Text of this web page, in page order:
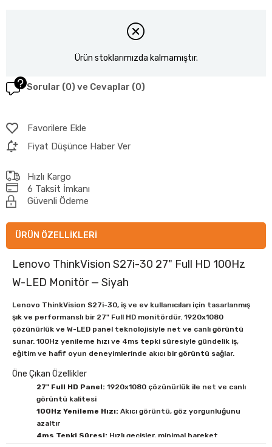
Ürün stoklarımızda kalmamıştır.
Sorular (0) ve Cevaplar (0)
Favorilere Ekle
Fiyat Düşünce Haber Ver
Hızlı Kargo
6 Taksit İmkanı
Güvenli Ödeme
ÜRÜN ÖZELLIKLERI
Lenovo ThinkVision S27i-30 27" Full HD 100Hz
W-LED Monitör — Siyah
Lenovo ThinkVision S27i-30, iş ve ev kullanıcıları için tasarlanmış
şık ve performanslı bir 27" Full HD monitördür. 1920x1080
çözünürlük ve W-LED panel teknolojisiyle net ve canlı görüntü
sunar. 100Hz yenileme hızı ve 4ms tepki süresiyle gündelik iş,
eğitim ve hafif oyun deneyimlerinde akıcı bir görüntü sağlar.
Öne Çıkan Özellikler
27" Full HD Panel: 1920x1080 çözünürlük ile net ve canlı
görüntü kalitesi
100Hz Yenileme Hızı: Akıcı görüntü, göz yorgunluğunu
azaltır
4ms Tepki Süresi: Hızlı geçişler, minimal hareket